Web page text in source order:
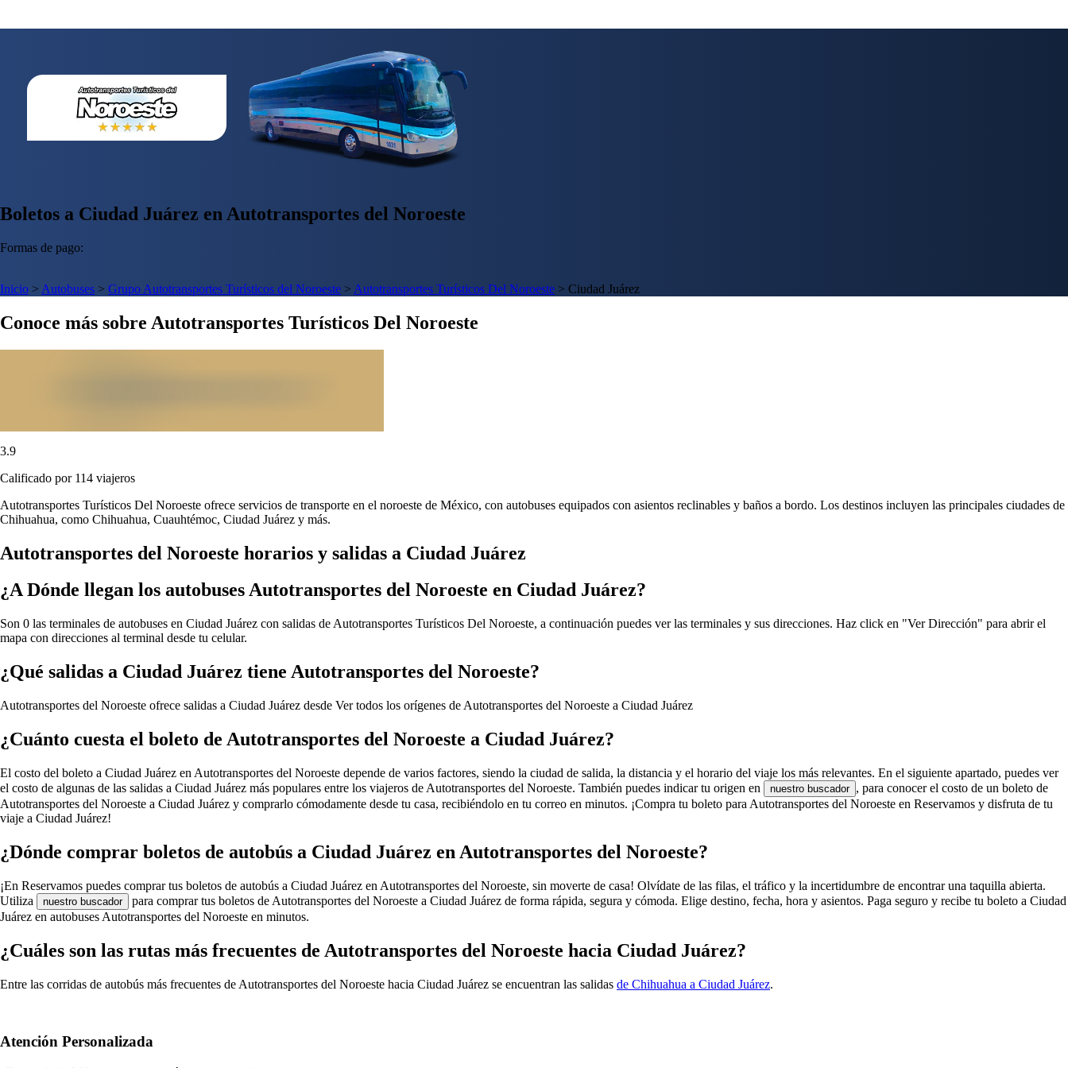
Boletos a Ciudad Juárez en Autotransportes del Noroeste
Formas de pago:
Inicio > Autobuses > Grupo Autotransportes Turísticos del Noroeste > Autotransportes Turísticos Del Noroeste > Ciudad Juárez
Conoce más sobre Autotransportes Turísticos Del Noroeste
3.9
Calificado por 114 viajeros
Autotransportes Turísticos Del Noroeste ofrece servicios de transporte en el noroeste de México, con autobuses equipados con asientos reclinables y baños a bordo. Los destinos incluyen las principales ciudades de
Chihuahua, como Chihuahua, Cuauhtémoc, Ciudad Juárez y más.
Autotransportes del Noroeste horarios y salidas a Ciudad Juárez
¿A Dónde llegan los autobuses Autotransportes del Noroeste en Ciudad Juárez?
Son 0 las terminales de autobuses en Ciudad Juárez con salidas de Autotransportes Turísticos Del Noroeste, a continuación puedes ver las terminales y sus direcciones. Haz click en "Ver Dirección" para abrir el
mapa con direcciones al terminal desde tu celular.
¿Qué salidas a Ciudad Juárez tiene Autotransportes del Noroeste?
Autotransportes del Noroeste ofrece salidas a Ciudad Juárez desde Ver todos los orígenes de Autotransportes del Noroeste a Ciudad Juárez
¿Cuánto cuesta el boleto de Autotransportes del Noroeste a Ciudad Juárez?
El costo del boleto a Ciudad Juárez en Autotransportes del Noroeste depende de varios factores, siendo la ciudad de salida, la distancia y el horario del viaje los más relevantes. En el siguiente apartado, puedes ver
el costo de algunas de las salidas a Ciudad Juárez más populares entre los viajeros de Autotransportes del Noroeste. También puedes indicar tu origen en
nuestro buscador , para conocer el costo de un boleto de
Autotransportes del Noroeste a Ciudad Juárez y comprarlo cómodamente desde tu casa, recibiéndolo en tu correo en minutos. ¡Compra tu boleto para Autotransportes del Noroeste en Reservamos y disfruta de tu
viaje a Ciudad Juárez!
¿Dónde comprar boletos de autobús a Ciudad Juárez en Autotransportes del Noroeste?
¡En Reservamos puedes comprar tus boletos de autobús a Ciudad Juárez en Autotransportes del Noroeste, sin moverte de casa! Olvídate de las filas, el tráfico y la incertidumbre de encontrar una taquilla abierta.
Utiliza
nuestro buscador
para comprar tus boletos de Autotransportes del Noroeste a Ciudad Juárez de forma rápida, segura y cómoda. Elige destino, fecha, hora y asientos. Paga seguro y recibe tu boleto a Ciudad
Juárez en autobuses Autotransportes del Noroeste en minutos.
¿Cuáles son las rutas más frecuentes de Autotransportes del Noroeste hacia Ciudad Juárez?
Entre las corridas de autobús más frecuentes de Autotransportes del Noroeste hacia Ciudad Juárez se encuentran las salidas de Chihuahua a Ciudad Juárez.
Atención Personalizada